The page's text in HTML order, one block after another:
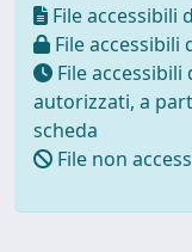
File accessibili
File
File
autorizzati, a
scheda
File non